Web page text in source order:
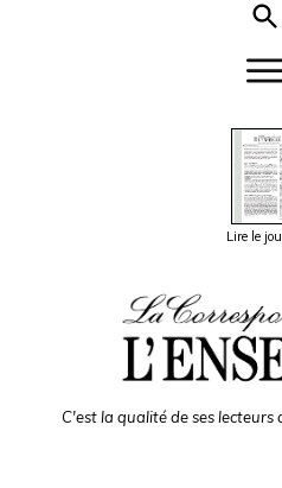
Lire le
C'est la qualité de ses